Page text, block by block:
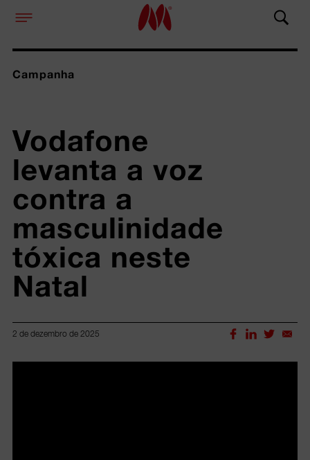
Campanha
Vodafone
levanta a voz
contra a
masculinidade
tóxica neste
Natal
2 de dezembro de 2025